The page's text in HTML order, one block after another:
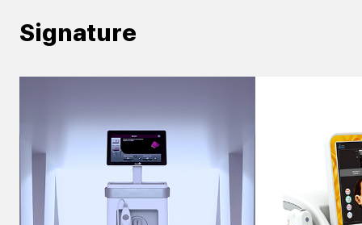
천안신부점
청주점
Signature